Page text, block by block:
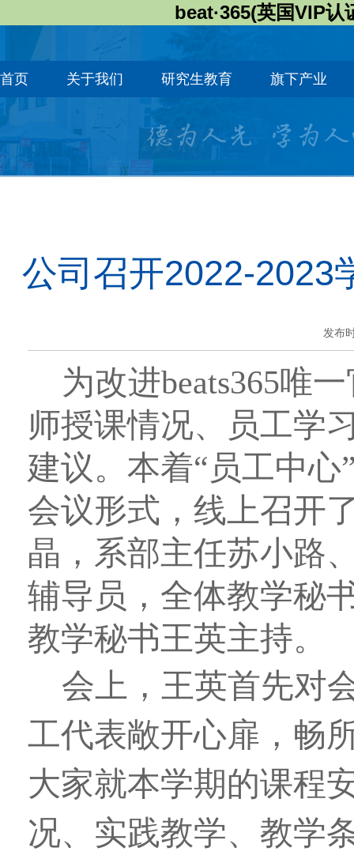
beat·365(英国VIP
首页 关于我们 研究生教育 旗下产业
公司召开2022-2023
发布
为改进beats365唯
师授课情况、员工学
建议。本着“员工中心
会议形式，线上召开
晶，系部主任苏小路
辅导员，全体教学秘
教学秘书王英主持。
会上，王英首先对
工代表敞开心扉，畅
大家就本学期的课程
况、实践教学、教学